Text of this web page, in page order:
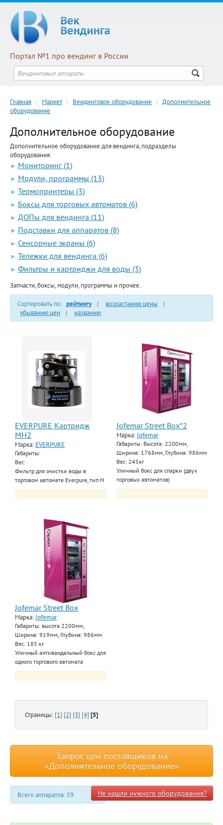
Портал №1 про вендинг в России
Главная \ Маркет \ Вендинговое оборудование \ Дополнительное
оборудование
Дополнительное оборудование
Дополнительное оборудование для вендинга, подразделы
оборудования:
► Мониторинг (1)
► Модули, программы (13)
► Термопринтеры (3)
► Боксы для торговых автоматов (6)
► ДОПы для вендинга (11)
► Подставки для аппаратов (8)
► Сенсорные экраны (6)
► Тележки для вендинга (6)
► Фильтры и картриджи для воды (3)
Запчасти, боксы, модули, программы и прочее.
Сортировать по: рейтингу | возрастанию цены
|
убыванию цен
| названию
EVERPURE Картридж
MH2
Марка: EVERPURE
Габариты:
Вес:
Фильтр для очистки воды в
торговом автомате Everpure, тип H
Jofemar Street Box*2
Марка:Jofemar
Габариты: Высота: 2200мм,
Ширина: 1768мм, Глубина: 986мм
Вес: 245кг
Уличный бокс для спарки (двух
торговых автоматов)
Jofemar Street Box
Марка:Jofemar
Габариты: высота 2200мм,
Ширина: 919мм, Глубина: 986мм
Вес: 185 кг
Уличный антивандальный бокс для
одного торгового автомата
Страницы: [1] [2] [3] [4] [5]
Запрос цен поставщиков на
«Дополнительное оборудование»
Не нашли нужного оборудования?
Всего аппаратов: 59